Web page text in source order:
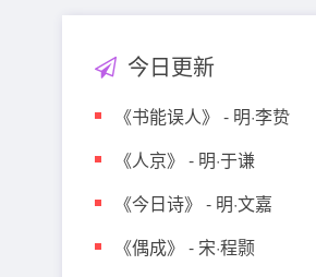
今日更新
《书能误人》 - 明·李贽
《人京》 - 明·于谦
《今日诗》 - 明·文嘉
《偶成》 - 宋·程颢